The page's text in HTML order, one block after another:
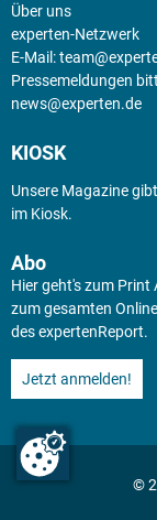
Über uns
experten-Netzwerk
E-Mail:
Pressemeldungen
news@experten.de
KIOSK
Unsere Magazine
im Kiosk.
Abo
Hier geht's zum Print
zum gesamten
des expertenReport.
Jetzt anmelden!
©